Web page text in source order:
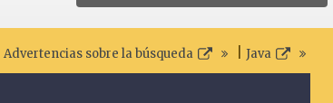
Advertencias sobre la búsqueda Java